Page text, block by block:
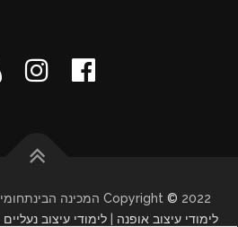
Copyright © 2022 המכינה הבינתחומית לעיצוב ואדריכלות בע"מ
לימודי עיצוב אופנה |לימודי עיצוב נעליים